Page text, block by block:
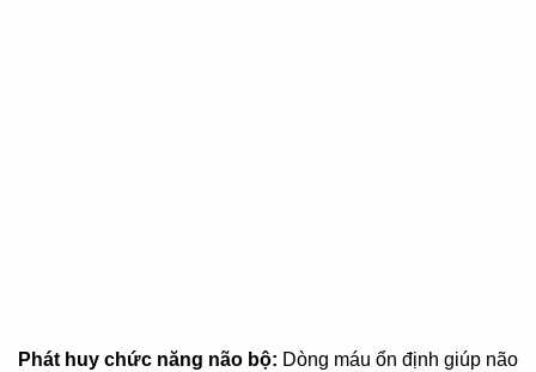
Phát huy chức năng não bộ: Dòng máu ổn định giúp não